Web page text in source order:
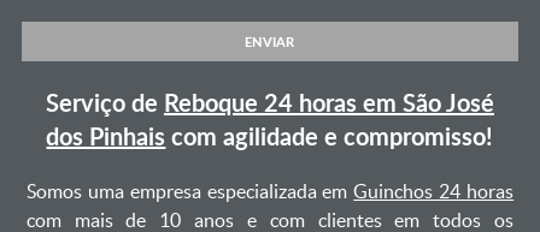
ENVIAR
Serviço de Reboque 24 horas em São José
dos Pinhais com agilidade e compromisso!
Somos uma empresa especializada emGuinchos 24 horas
com mais de 10 anos e com clientes em todos os